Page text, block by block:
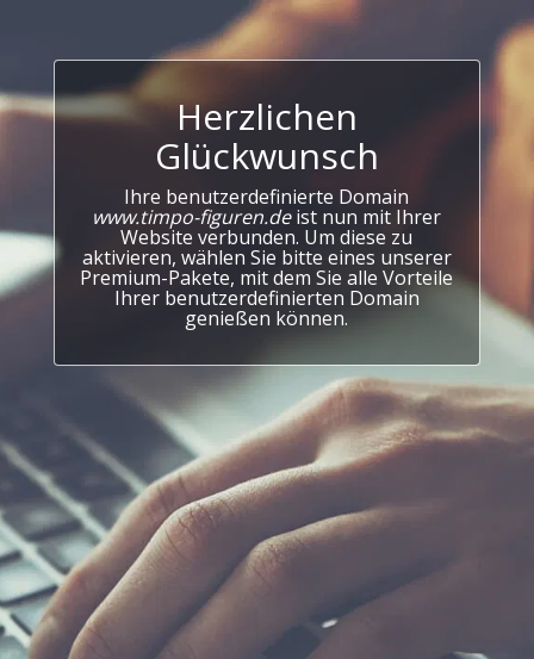
Herzlichen
Glückwunsch
Ihre benutzerdefinierte Domain
www.timpo-figuren.deist nun mit Ihrer
Website verbunden. Um diese zu
aktivieren, wählen Sie bitte eines unserer
Premium-Pakete, mit dem Sie alle Vorteile
Ihrer benutzerdefinierten Domain
genießen können.